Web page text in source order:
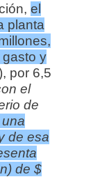
el
planta
y
por 6,5
el
de
de esa
de $